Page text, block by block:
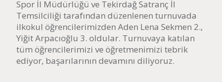
Spor İl Müdürlüğü ve Tekirdağ Satranç İl
Temsilciliği tarafından düzenlenen turnuvada
ilkokul öğrencilerimizden Aden Lena Sekmen 2.,
Yiğit Arpacıoğlu 3. oldular. Turnuvaya katılan
tüm öğrencilerimizi ve öğretmenimizi tebrik
ediyor, başarılarının devamını diliyoruz.